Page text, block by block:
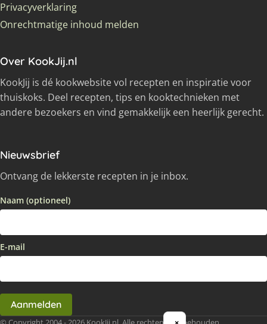
Privacyverklaring
Onrechtmatige inhoud melden
Over KookJij.nl
KookJij is dé kookwebsite vol recepten en inspiratie voor
thuiskoks. Deel recepten, tips en kooktechnieken met
andere bezoekers en vind gemakkelijk een heerlijk gerecht.
Nieuwsbrief
Ontvang de lekkerste recepten in je inbox.
Naam (optioneel)
E-mail
Aanmelden